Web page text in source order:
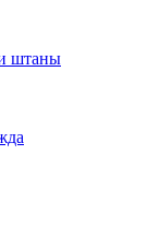
штаны